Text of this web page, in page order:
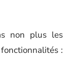
non plus les
: